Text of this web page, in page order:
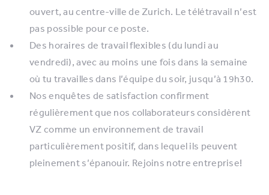
ouvert, au centre-ville de Zurich. Le télétravail n’est
pas possible pour ce poste.
Des horaires de travail flexibles (du lundi au
vendredi), avec au moins une fois dans la semaine
où tu travailles dans l’équipe du soir, jusqu’à 19h30.
Nos enquêtes de satisfaction confirment
régulièrement que nos collaborateurs considèrent
VZ comme un environnement de travail
particulièrement positif, dans lequel ils peuvent
pleinement s’épanouir. Rejoins notre entreprise!